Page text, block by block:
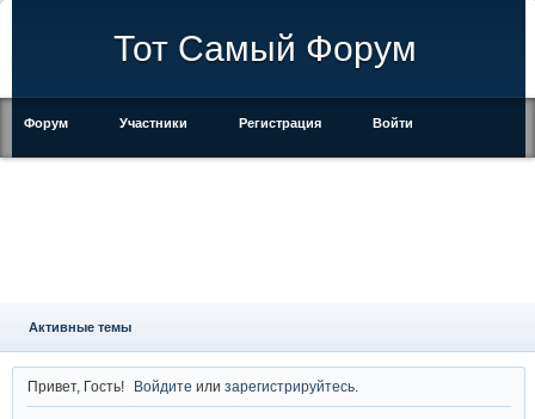
Тот Самый Форум
Форум Участники Регистрация Войти
Активные темы
Привет, Гость! Войдите илизарегистрируйтесь